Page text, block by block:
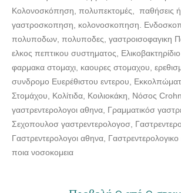
Κολονοσκόπηση, πολυπεκτομές, παθήσεις
γαστροσκοπηση, κολονοσκοπηση.
πολυποδων, πολυποδες, γαστροισοφαγικη
ελκος πεπτικου συστηματος,
φαρμακα στομαχι, καουρες στομαχου,
συνδρομο Ευερέθιστου εντερου,
Στομάχου, Κoλίτιδα, Κοιλιοκάκη, Νόσος
γαστρεντερολογοι αθηνα, Γραμματικόσ
Σεχοπουλοσ γαστρεντερολογοσ,
Γαστρεντερολογοι αθηνα,
ποια νοσοκομεια